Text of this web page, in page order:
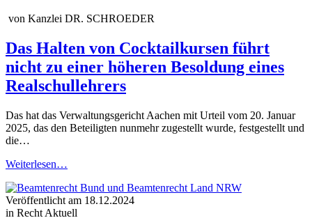
von Kanzlei DR. SCHROEDER
Das Halten von Cocktailkursen führt
nicht zu einer höheren Besoldung eines
Realschullehrers
Das hat das Verwaltungsgericht Aachen mit Urteil vom 20. Januar
2025, das den Beteiligten nunmehr zugestellt wurde, festgestellt und
die…
Weiterlesen…
Veröffentlicht am 18.12.2024
in Recht Aktuell